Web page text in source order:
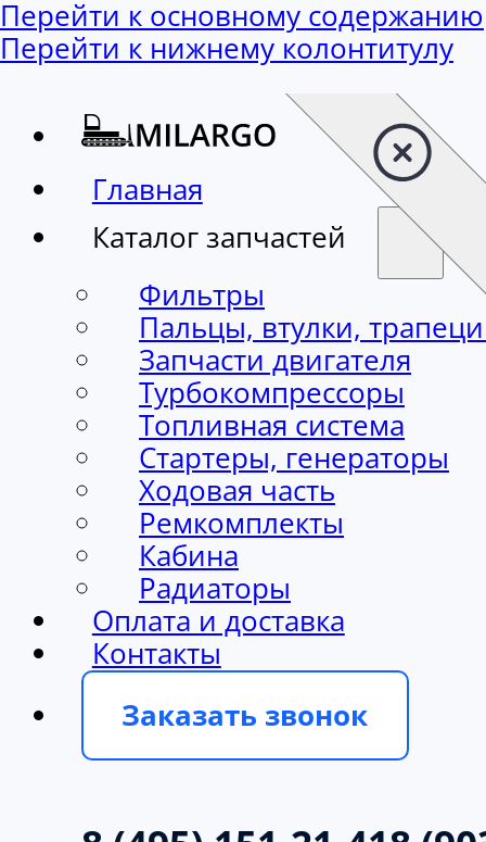
Перейти к основному содержанию
Перейти к нижнему колонтитулу
Главная
Каталог запчастей
Фильтры
Пальцы, втулки,
Запчасти двигателя
Турбокомпрессоры
Топливная система
Стартеры, генераторы
Ходовая часть
Ремкомплекты
Кабина
Радиаторы
Оплата и доставка
Контакты
Заказать звонок